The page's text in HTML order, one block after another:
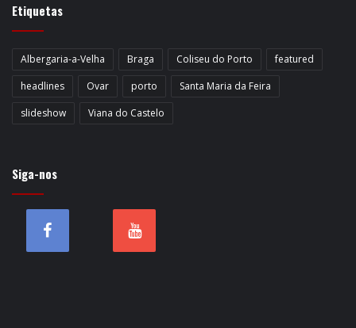
Etiquetas
Albergaria-a-Velha Braga Coliseu do Porto
featured
headlines
Ovar porto
Santa Maria da Feira
slideshow
Viana do Castelo
Siga-nos